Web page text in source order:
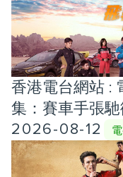
香港電台網站 :
集：賽車手張
2026-08-12